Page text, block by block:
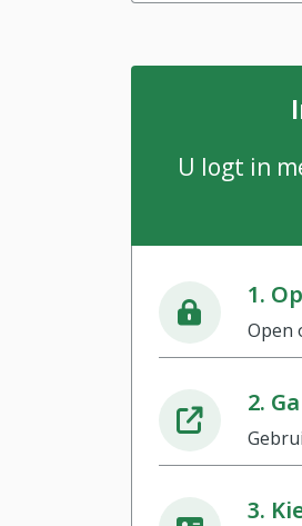
U logt in
1.
Open
2.
3.